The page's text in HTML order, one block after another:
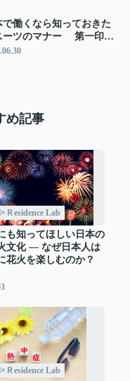
で働くなら知っておきた
ーツのマナー 第一印象
くする男女の服装の基本
め記事
Ｒesidence Lab
も知ってほしい日本の
文化 ― なぜ日本人は
花火を楽しむのか？
Ｒesidence Lab